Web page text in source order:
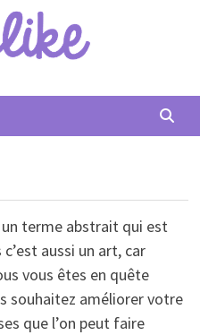
terme abstrait qui est
aussi un art, car
vous êtes en quête
souhaitez améliorer votre
que l’on peut faire